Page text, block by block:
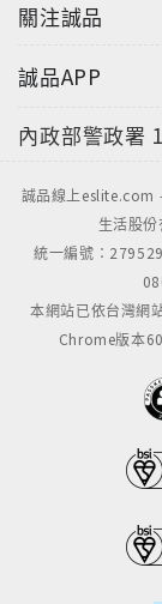
關注誠品
誠品APP
內政部警政署
誠品線上eslite.com
生活股
統一編號：
本網站已依台灣網
Chrome版本